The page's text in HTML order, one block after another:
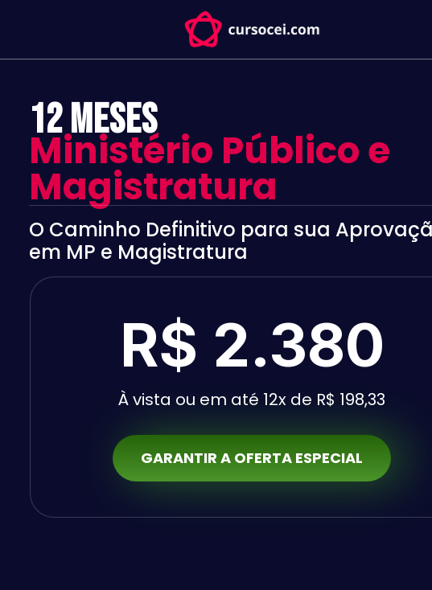
12 meses
Ministério Público e
Magistratura
O Caminho Definitivo para sua
em MP e Magistratura
R$ 2.380
À vista ou em até 12x de R$ 198,33
GARANTIR A OFERTA ESPECIAL